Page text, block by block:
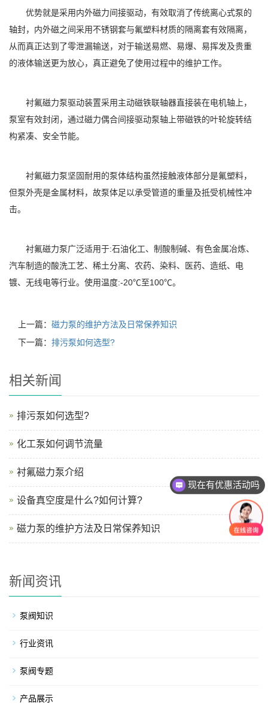
优势就是采用内外磁力间接驱动，有效取消了传统离心式泵的
轴封，内外磁之间采用不锈钢套与氟塑料材质的隔离套有效隔离，
从而真正达到了零泄漏输送，对于输送易燃、易爆、易挥发及贵重
的液体输送更为放心，真正避免了使用过程中的维护工作。
衬氟磁力泵驱动装置采用主动磁铁联轴器直接装在电机轴上，
泵室有效封闭，通过磁力偶合间接驱动泵轴上带磁铁的叶轮旋转结
构紧凑、安全节能。
衬氟磁力泵坚固耐用的泵体结构虽然接触液体部分是氟塑料，
但泵外壳是金属材料，故泵体足以承受管道的重量及抵受机械性冲
击。
衬氟磁力泵广泛适用于:石油化工、制酸制碱、有色金属冶炼、
汽车制造的酸洗工艺、稀土分离、农药、染料、医药、造纸、电
镀、无线电等行业。使用温度:-20℃至100℃。
上一篇： 磁力泵的维护方法及日常保养知识
下一篇： 排污泵如何选型?
相关新闻
排污泵如何选型?
化工泵如何调节流量
衬氟磁力泵介绍
设备真空度是什么?如何计算?
磁力泵的维护方法及日常保养知识
新闻资讯
泵阀知识
行业资讯
泵阀专题
产品展示
现在有优惠活动吗